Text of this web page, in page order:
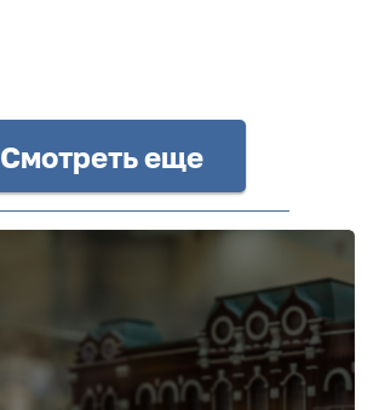
Смотреть еще